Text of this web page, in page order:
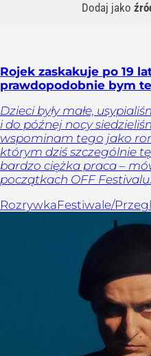
Dodaj jako
Rojek zaskakuje po 19
prawdopodobnie bym
Dzieci były małe,
i do późnej nocy
wspominam tego jako
którym dziś szczególnie
bardzo ciężka praca –
początkach OFF Festivalu.
RozrywkaFestiwale/